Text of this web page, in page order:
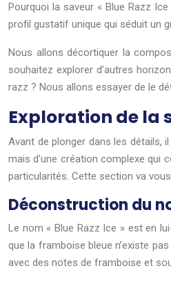
Pourquoi la saveur « Blue Razz
profil gustatif unique qui séduit un
Nous allons décortiquer la
souhaitez explorer d’autres
razz ? Nous allons essayer de le
Exploration de la
Avant de plonger dans les détails,
mais d’une création complexe qui
particularités. Cette section va
Déconstruction du
Le nom « Blue Razz Ice » est en
que la framboise bleue n’existe
avec des notes de framboise et